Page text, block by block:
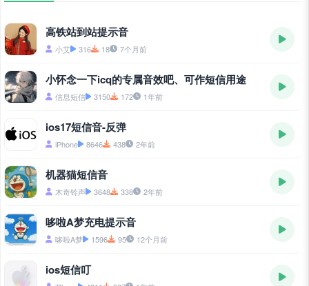
高铁站到站提示音
小艾 316 18 7个月前
小怀念一下icq的专属音效吧、可作短信用途
信息短信 3150 172 1年前
ios17短信音-反弹
iPhone 8646 438 2年前
机器猫短信音
木奇铃声 3648 338 2年前
哆啦A梦充电提示音
哆啦A梦 1596 95 12个月前
ios短信叮